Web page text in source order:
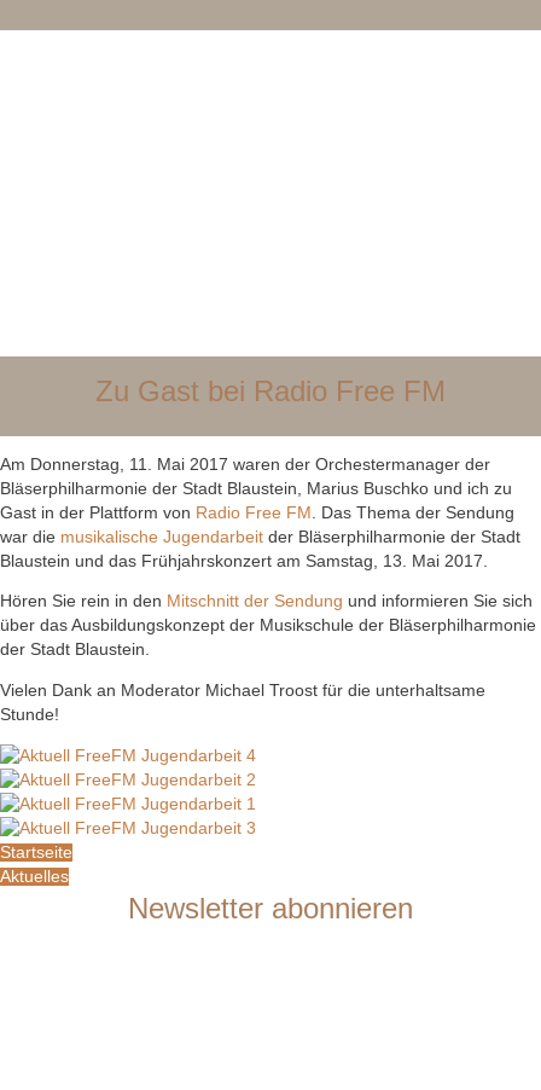
Zu Gast bei Radio Free FM
Am Donnerstag, 11. Mai 2017 waren der Orchestermanager der
Bläserphilharmonie der Stadt Blaustein, Marius Buschko und ich zu
Gast in der Plattform von Radio Free FM
. Das Thema der Sendung
war die musikalische Jugendarbeit der Bläserphilharmonie der Stadt
Blaustein und das Frühjahrskonzert am Samstag, 13. Mai 2017.
Hören Sie rein in den Mitschnitt der Sendung und informieren Sie sich
über das Ausbildungskonzept der Musikschule der Bläserphilharmonie
der Stadt Blaustein.
Vielen Dank an Moderator Michael Troost für die unterhaltsame
Stunde!
Startseite
Aktuelles
Newsletter abonnieren